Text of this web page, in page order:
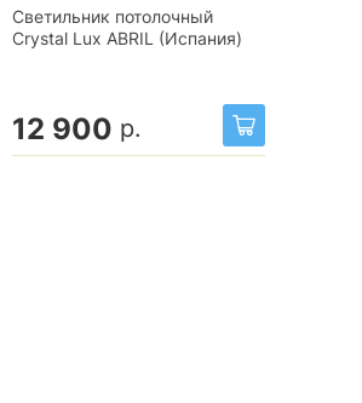
Светильник потолочный
Crystal Lux ABRIL (Испания)
12 900 р.